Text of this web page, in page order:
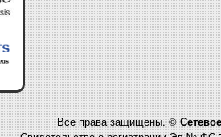
Все права защищены. ©